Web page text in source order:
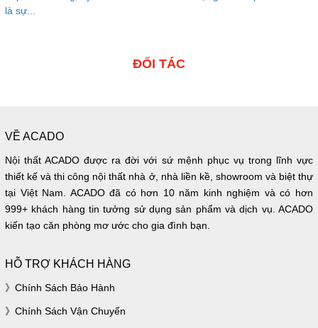
là sự...
ĐỐI TÁC
VỀ ACADO
Nội thất ACADO được ra đời với sứ mệnh phục vụ trong lĩnh vực
thiết kế và thi công nội thất nhà ở, nhà liền kề, showroom và biệt thự
tại Việt Nam. ACADO đã có hơn 10 năm kinh nghiệm và có hơn
999+ khách hàng tin tưởng sử dụng sản phẩm và dịch vụ. ACADO
kiến tạo căn phòng mơ ước cho gia đình bạn.
HỖ TRỢ KHÁCH HÀNG
Chính Sách Bảo Hành
Chính Sách Vận Chuyển